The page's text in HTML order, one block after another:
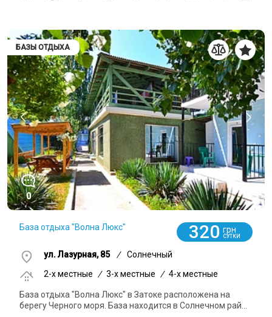
БАЗЫ ОТДЫХА
0
База отдыха "Волна Люкс" 320 грн
СУТКИ
ул. Лазурная, 85 /
Солнечный
2-x местные
/ 3-x местные / 4-x местные
База отдыха "Волна Люкс" в Затоке расположена на
берегу Черного моря. База находится в Солнечном рай...